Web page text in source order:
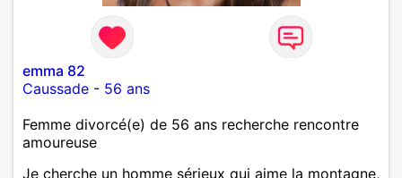
emma 82
Caussade - 56 ans
Femme divorcé(e) de 56 ans recherche rencontre
amoureuse
Je cherche un homme sérieux qui aime la montagne,